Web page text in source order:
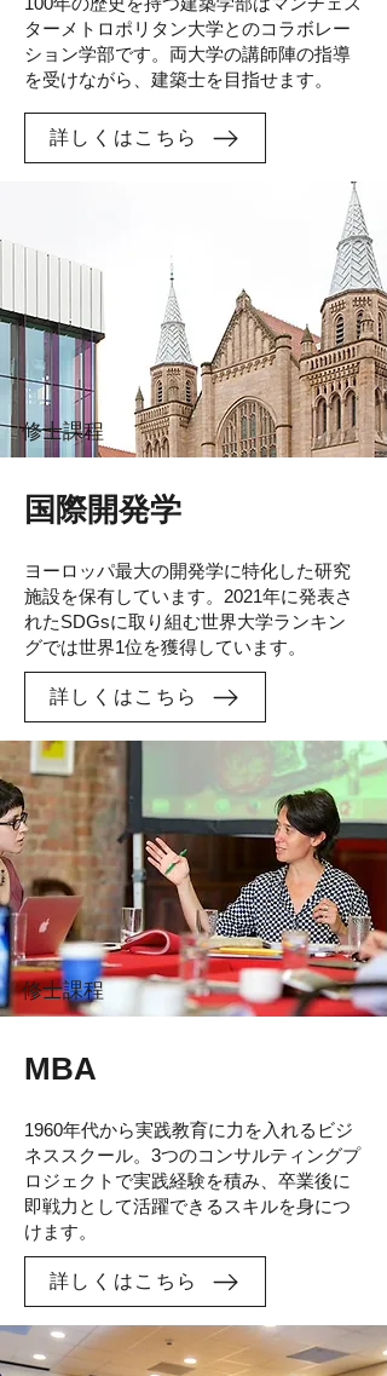
ターメトロポリタン大学とのコラボレー
ション学部です。両大学の講師陣の指導
を受けながら、建築士を目指せます。
詳しくはこちら
修士課程
国際開発学
ヨーロッパ最大の開発学に特化した研究
施設を保有しています。2021年に発表さ
れたSDGsに取り組む世界大学ランキン
グでは世界1位を獲得しています。
詳しくはこちら
修士課程
MBA
1960年代から実践教育に力を入れるビジ
ネススクール。3つのコンサルティングプ
ロジェクトで実践経験を積み、卒業後に
即戦力として活躍できるスキルを身につ
けます。
詳しくはこちら